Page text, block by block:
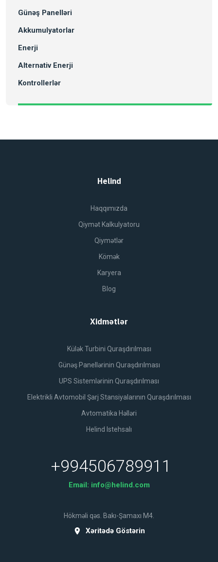
Günəş Panelləri
Akkumulyatorlar
Enerji
Alternativ Enerji
Kontrollerlər
Helind
Haqqımızda
Qiymət Kalkulyatoru
Qiymətlər
Kömək
Karyera
Blog
Xidmətlər
Külək Turbini Quraşdırılması
Günəş Panellərinin Quraşdırılması
UPS Sistemlərinin Quraşdırılması
Elektrikli Avtomobil Şarj Stansiyalarının Quraşdırılması
Avtomatika Həlləri
Helind Istehsalı
+994506789911
Email: info@helind.com
Hökməli qəs. Bakı-Şamaxı M4.
Xəritədə Göstərin